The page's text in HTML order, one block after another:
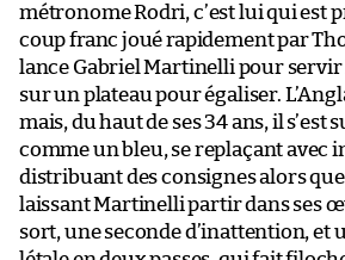
métronome Rodri, c’est lui qui est
coup franc joué rapidement par
lance Gabriel Martinelli pour
sur un plateau pour égaliser.
mais, du haut de ses 34 ans, il
comme un bleu, se replaçant avec
distribuant des consignes alors
laissant Martinelli partir dans ses
sort, une seconde d’inattention, et